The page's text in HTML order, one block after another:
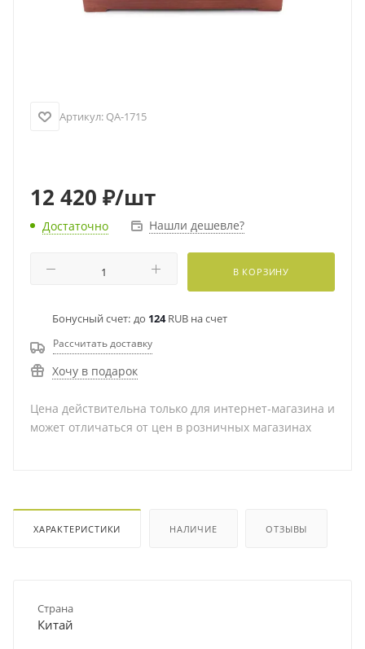
Артикул: QA-1715
12 420 ₽/шт
Достаточно Нашли дешевле?
В КОРЗИНУ
Бонусный счет: до 124RUB на счет
Рассчитать доставку
Хочу в подарок
Цена действительна только для интернет-магазина и
может отличаться от цен в розничных магазинах
ХАРАКТЕРИСТИКИ НАЛИЧИЕ ОТЗЫВЫ
Страна
Китай